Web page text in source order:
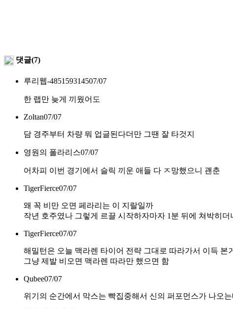
댓글(7)
루리웹-485159314507/07
한 랩만 늦게 끼웠어도
Zoltan07/07
담 경주부터 차량 뭐 업글된다더만 그땐 잘 타것지
영원의 폴라리스07/07
어차피 이번 경기에서 슬릭 끼운 애들 다 ㅈ망했으니 괜춘
TigerFierce07/07
왜 꼭 비만 오면 페라리는 이 지랄일까
작년 호주였나 그렇게 르끌 시작하자마자 1분 뒤에 쳐박히더
TigerFierce07/07
해밀턴은 오늘 맥라렌 타이어 전략 그대로 따라가서 이득 본
그냥 제발 비오면 맥라렌 따라만 했으면 함
Qubee07/07
위기의 순간에서 막스는 빡집중해서 신의 퍼포먼스가 나오